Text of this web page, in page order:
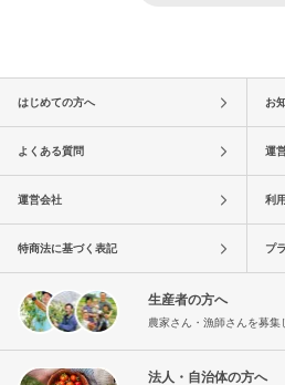
はじめての方へ お
よくある質問 運
運営会社 利
特商法に基づく表記 プ
生産者の方へ
農家さん・漁師さんを募集
法人・自治体の方へ